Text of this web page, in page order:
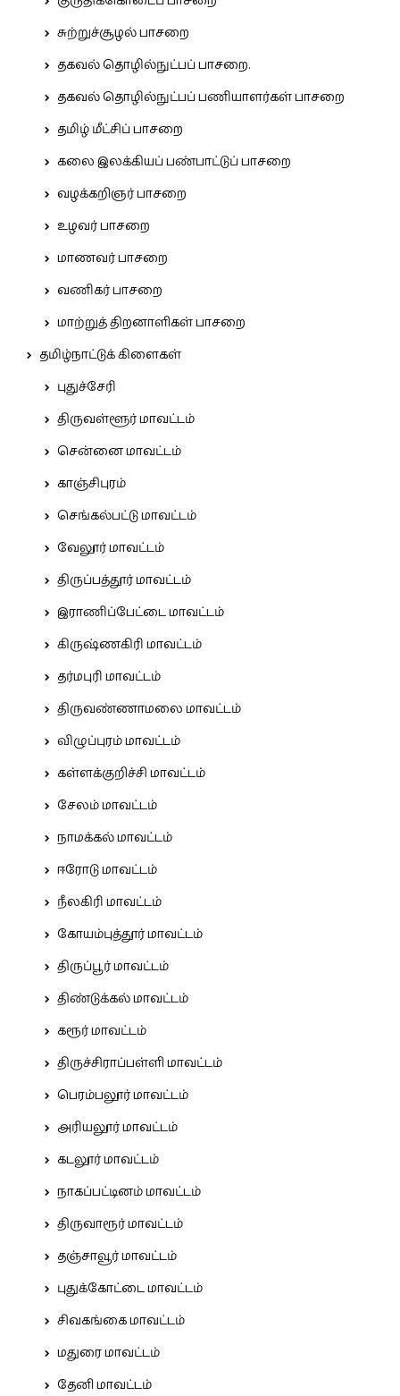
சுற்றுச்சூழல் பாசறை
தகவல் தொழில்நுட்பப் பாசறை.
தகவல் தொழில்நுட்பப் பணியாளர்கள் பாசறை
தமிழ் மீட்சிப் பாசறை
கலை இலக்கியப் பண்பாட்டுப் பாசறை
வழக்கறிஞர் பாசறை
உழவர் பாசறை
மாணவர் பாசறை
வணிகர் பாசறை
மாற்றுத் திறனாளிகள் பாசறை
தமிழ்நாட்டுக் கிளைகள்
புதுச்சேரி
திருவள்ளூர் மாவட்டம்
சென்னை மாவட்டம்
காஞ்சிபுரம்
செங்கல்பட்டு மாவட்டம்
வேலூர் மாவட்டம்
திருப்பத்தூர் மாவட்டம்
இராணிப்பேட்டை மாவட்டம்
கிருஷ்ணகிரி மாவட்டம்
தர்மபுரி மாவட்டம்
திருவண்ணாமலை மாவட்டம்
விழுப்புரம் மாவட்டம்
கள்ளக்குறிச்சி மாவட்டம்
சேலம் மாவட்டம்
நாமக்கல் மாவட்டம்
ஈரோடு மாவட்டம்
நீலகிரி மாவட்டம்
கோயம்புத்தூர் மாவட்டம்
திருப்பூர் மாவட்டம்
திண்டுக்கல் மாவட்டம்
கரூர் மாவட்டம்
திருச்சிராப்பள்ளி மாவட்டம்
பெரம்பலூர் மாவட்டம்
அரியலூர் மாவட்டம்
கடலூர் மாவட்டம்
நாகப்பட்டினம் மாவட்டம்
திருவாரூர் மாவட்டம்
தஞ்சாவூர் மாவட்டம்
புதுக்கோட்டை மாவட்டம்
சிவகங்கை மாவட்டம்
மதுரை மாவட்டம்
தேனி மாவட்டம்